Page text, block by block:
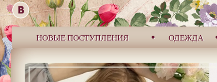
НОВЫЕ ПОСТУПЛЕНИЯ ОДЕЖДА